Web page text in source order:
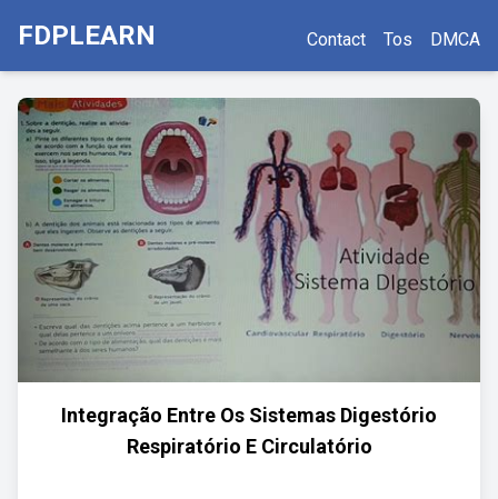
FDPLEARN Contact Tos DMCA
Integração Entre Os Sistemas Digestório
Respiratório E Circulatório